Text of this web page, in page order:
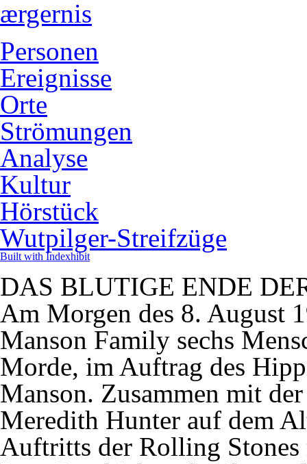
ærgernis
Personen
Ereignisse
Orte
Strömungen
Analyse
Kultur
Hörstück
Wutpilger-Streifzüge
Built with Indexhibit
DAS BLUTIGE ENDE
Am Morgen des 8. August
Manson Family sechs
Morde, im Auftrag des
Manson. Zusammen mit
Meredith Hunter auf dem
Auftritts der Rolling Stones